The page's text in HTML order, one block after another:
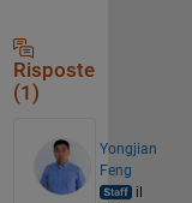
Risposte
(1)
Yongjian
Feng
il